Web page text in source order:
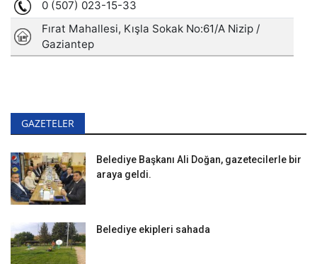
GAZETELER
Belediye Başkanı Ali Doğan, gazetecilerle bir
araya geldi.
Belediye ekipleri sahada